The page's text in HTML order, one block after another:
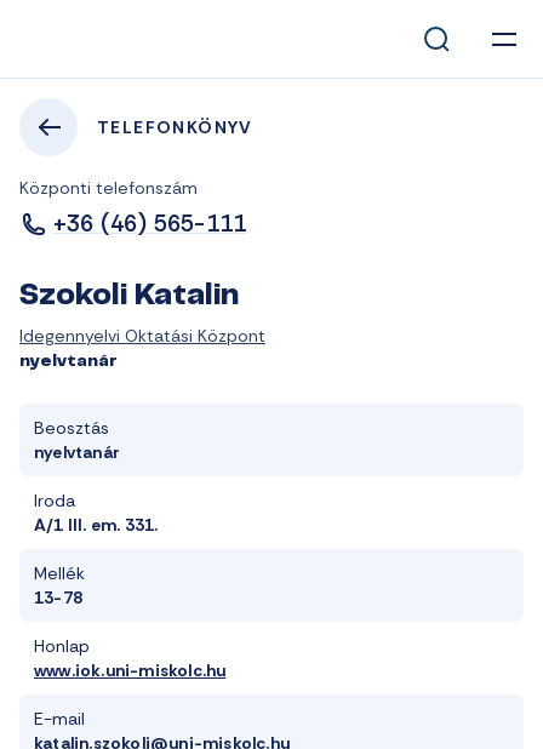
TELEFONKÖNYV
Központi telefonszám
+36 (46) 565-111
Szokoli Katalin
Idegennyelvi Oktatási Központ
nyelvtanár
Beosztás
nyelvtanár
Iroda
A/1 III. em. 331.
Mellék
13-78
Honlap
www.iok.uni-miskolc.hu
E-mail
katalin.szokoli@uni-miskolc.hu